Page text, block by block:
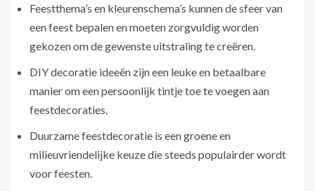
Feestthema’s en kleurenschema’s kunnen de sfeer van
een feest bepalen en moeten zorgvuldig worden
gekozen om de gewenste uitstraling te creëren.
DIY decoratie ideeën zijn een leuke en betaalbare
manier om een persoonlijk tintje toe te voegen aan
feestdecoraties.
Duurzame feestdecoratie is een groene en
milieuvriendelijke keuze die steeds populairder wordt
voor feesten.